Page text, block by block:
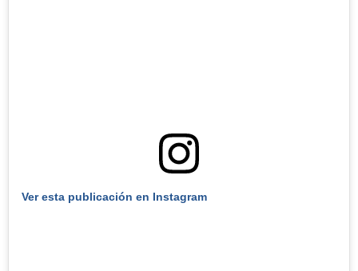
Ver esta publicación en Instagram